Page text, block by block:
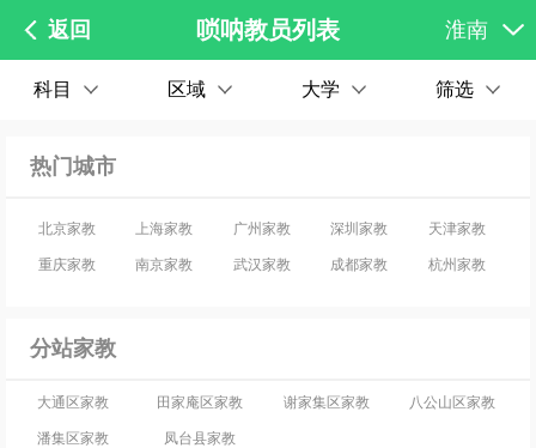
返回 唢呐教员列表 淮南
科目 区域 大学 筛选
热门城市
北京家教 上海家教 广州家教 深圳家教 天津家教
重庆家教 南京家教 武汉家教 成都家教 杭州家教
分站家教
大通区家教 田家庵区家教 谢家集区家教 八公山区家教
潘集区家教 凤台县家教